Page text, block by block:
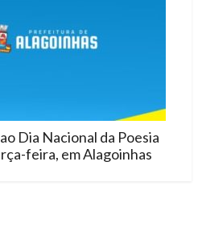
Dia Nacional da Poesia
feira, em Alagoinhas